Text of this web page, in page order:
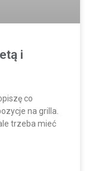
i
co
na grilla.
trzeba mieć